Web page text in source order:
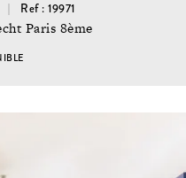
Ref : 19971
Paris 8ème